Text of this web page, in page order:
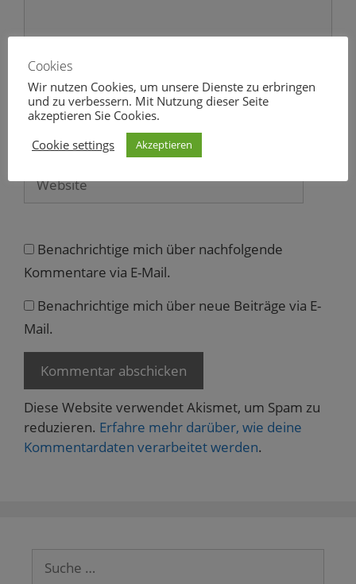
n
t
e
g
e
ö
f
n
e
Name
Mail
Benachrichtige mich über nachfolgende
Kommentare via E-Mail.
Benachrichtige mich über neue Beiträge via E-
Mail.
Diese Website verwendet Akismet, um Spam zu
reduzieren. Erfahre mehr darüber, wie deine
Kommentardaten verarbeitet werden.
nach:
Cookies
Wir nutzen Cookies, um unsere Dienste zu erbringen
und zu verbessern. Mit Nutzung dieser Seite
akzeptieren Sie Cookies.
Cookie settings
Akzeptieren